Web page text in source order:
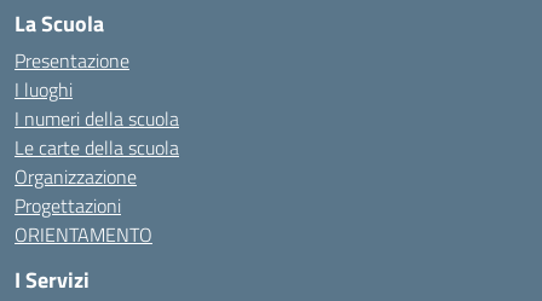
La Scuola
Presentazione
I luoghi
I numeri della scuola
Le carte della scuola
Organizzazione
Progettazioni
ORIENTAMENTO
I Servizi